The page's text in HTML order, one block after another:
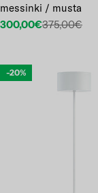
messinki / musta
Etuhinta
300,00€
Normaalihinta
375,00€
-20%